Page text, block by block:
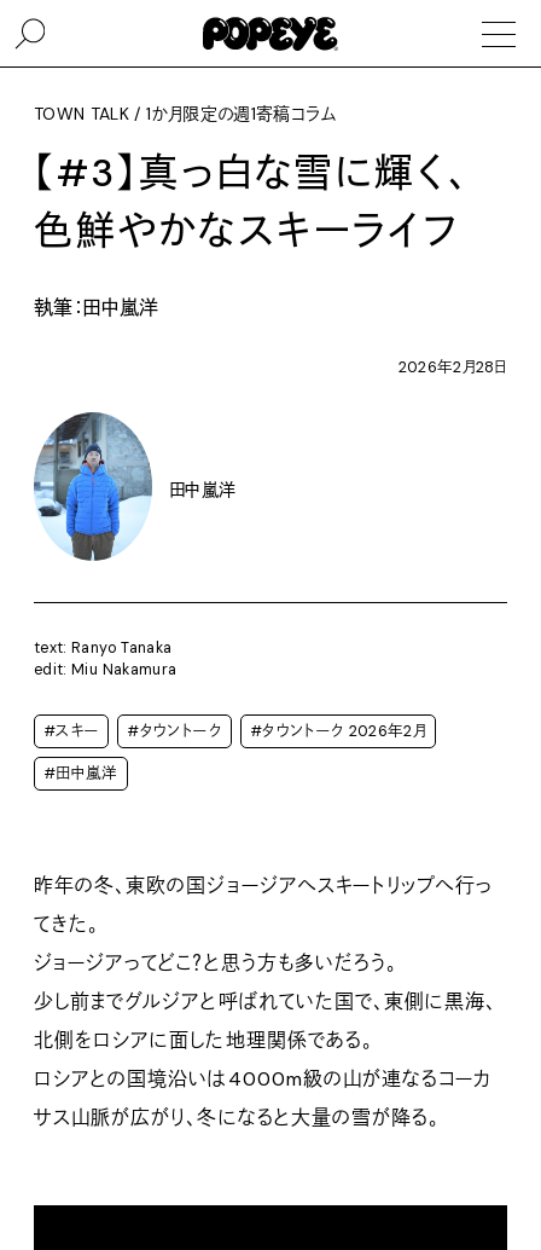
TOWN TALK / 1か月限定の週1寄稿コラム
【#3】真っ白な雪に輝く、
色鮮やかなスキーライフ
執筆：田中嵐洋
2026年2月28日
田中嵐洋
text: Ranyo Tanaka
edit: Miu Nakamura
#スキー #タウントーク #タウントーク 2026年2月
#田中嵐洋
昨年の冬、東欧の国ジョージアへスキートリップへ行っ
てきた。
ジョージアってどこ？と思う方も多いだろう。
少し前までグルジアと呼ばれていた国で、東側に黒海、
北側をロシアに面した地理関係である。
ロシアとの国境沿いは4000m級の山が連なるコーカ
サス山脈が広がり、冬になると大量の雪が降る。